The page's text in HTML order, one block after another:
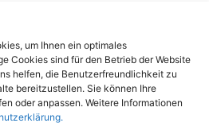
um Ihnen ein optimales
Cookies sind für den Betrieb der Website
helfen, die Benutzerfreundlichkeit zu
bereitzustellen. Sie können Ihre
oder anpassen. Weitere Informationen